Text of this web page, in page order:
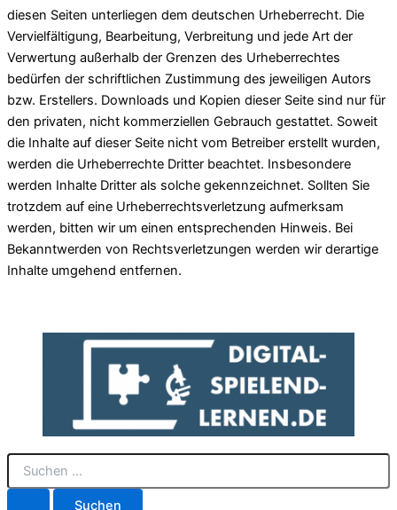
diesen Seiten unterliegen dem deutschen Urheberrecht. Die
Vervielfältigung, Bearbeitung, Verbreitung und jede Art der
Verwertung außerhalb der Grenzen des Urheberrechtes
bedürfen der schriftlichen Zustimmung des jeweiligen Autors
bzw. Erstellers. Downloads und Kopien dieser Seite sind nur für
den privaten, nicht kommerziellen Gebrauch gestattet. Soweit
die Inhalte auf dieser Seite nicht vom Betreiber erstellt wurden,
werden die Urheberrechte Dritter beachtet. Insbesondere
werden Inhalte Dritter als solche gekennzeichnet. Sollten Sie
trotzdem auf eine Urheberrechtsverletzung aufmerksam
werden, bitten wir um einen entsprechenden Hinweis. Bei
Bekanntwerden von Rechtsverletzungen werden wir derartige
Inhalte umgehend entfernen.
S
c